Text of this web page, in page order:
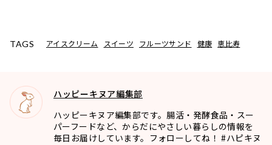
TAGS アイスクリーム スイーツ フルーツサンド 健康 恵比寿
ハッピーキヌア編集部
ハッピーキヌア編集部です。腸活・発酵食品・スー
パーフードなど、からだにやさしい暮らしの情報を
毎日お届けしています。フォローしてね！ #ハピキヌ